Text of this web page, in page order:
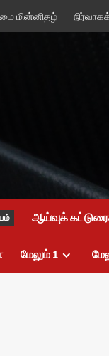
மின்னிதழ்
ஆய்வுக்
மேலும் 1